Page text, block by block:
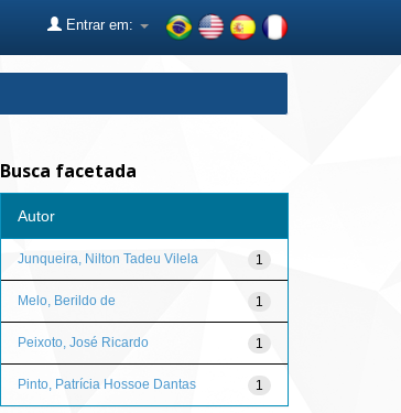
Entrar em:
Busca facetada
Autor
1
Junqueira, Nilton Tadeu Vilela
1
Melo, Berildo de
1
Peixoto, José Ricardo
1
Pinto, Patrícia Hossoe Dantas